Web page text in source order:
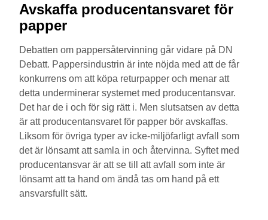
Avskaffa producentansvaret för
papper
Debatten om pappersåtervinning går vidare på DN
Debatt. Pappersindustrin är inte nöjda med att de får
konkurrens om att köpa returpapper och menar att
detta underminerar systemet med producentansvar.
Det har de i och för sig rätt i. Men slutsatsen av detta
är att producentansvaret för papper bör avskaffas.
Liksom för övriga typer av icke-miljöfarligt avfall som
det är lönsamt att samla in och återvinna. Syftet med
producentansvar är att se till att avfall som inte är
lönsamt att ta hand om ändå tas om hand på ett
ansvarsfullt sätt.